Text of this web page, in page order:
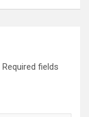
Required fields